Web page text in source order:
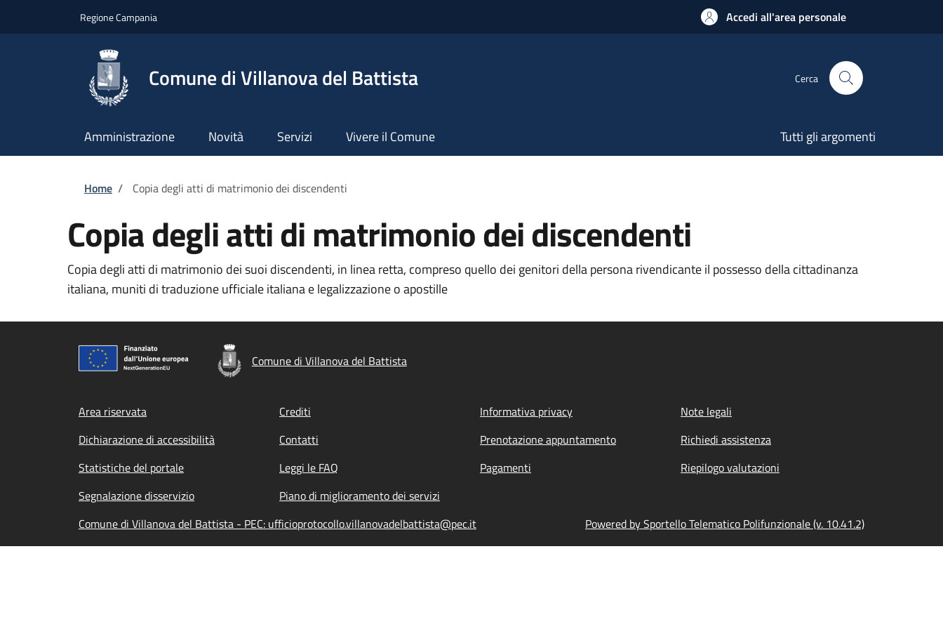
Regione Campania Accedi all'area personale
Comune di Villanova del Battista Cerca
Amministrazione Novità Servizi Vivere il Comune Tutti gli argomenti
Briciole di pane
Home / Copia degli atti di matrimonio dei discendenti
Copia degli atti di matrimonio dei discendenti
Copia degli atti di matrimonio dei suoi discendenti, in linea retta, compreso quello dei genitori della persona rivendicante il possesso della cittadinanza
italiana, muniti di traduzione ufficiale italiana e legalizzazione o apostille
Comune di Villanova del Battista
Footer menu
Area riservata Crediti Informativa privacy
Note legali
Dichiarazione di accessibilità
Contatti Prenotazione appuntamento
Richiedi assistenza
Statistiche del portale
Leggi le FAQ Pagamenti
Riepilogo valutazioni
Segnalazione disservizio
Piano di miglioramento dei servizi
Comune di Villanova del Battista - PEC: ufficioprotocollo.villanovadelbattista@pec.it
Powered by Sportello Telematico Polifunzionale (v. 10.41.2)